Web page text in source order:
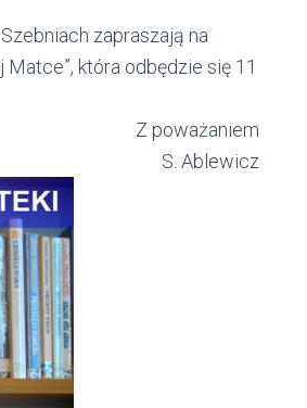
zapraszają na
która odbędzie się 11
Z poważaniem
S. Ablewicz